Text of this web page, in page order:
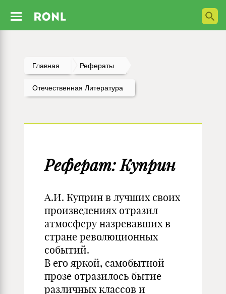
Главная Рефераты
Отечественная Литература
Реферат: Куприн
А.И. Куприн в лучших своих
произведениях отразил
атмосферу назревавших в
стране революционных
событий.
В его яркой, самобытной
прозе отразилось бытие
различных классов и